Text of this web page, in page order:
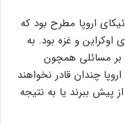
اروپا مطرح بود که
و غزه بود. به
بر مسائلی همچون
چندان قادر نخواهند
پیش ببرند یا به نتیجه